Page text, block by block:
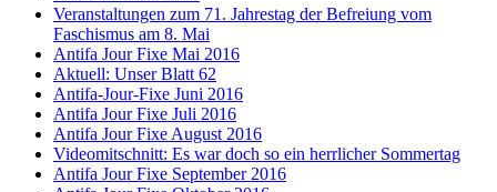
Veranstaltungen zum 71. Jahrestag der Befreiung vom
Faschismus am 8. Mai
Antifa Jour Fixe Mai 2016
Aktuell: Unser Blatt 62
Antifa-Jour-Fixe Juni 2016
Antifa Jour Fixe Juli 2016
Antifa Jour Fixe August 2016
Videomitschnitt: Es war doch so ein herrlicher Sommertag
Antifa Jour Fixe September 2016